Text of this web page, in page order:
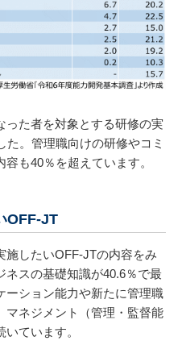
た者を対象とする研修の実
。管理職向けの研修やコミ
も40％を超えています。
OFF-JT
したいOFF-JTの内容をみ
ネスの基礎知識が40.6％で最
ーション能力や新たに管理職
マネジメント（管理・監督能
ています。